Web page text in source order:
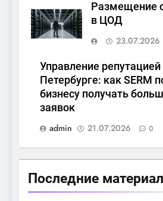
Размещение
в ЦОД
23.07.2026
Управление
Петербурге: как SERM
бизнесу получать
заявок
admin
21.07.2026 0
Последние